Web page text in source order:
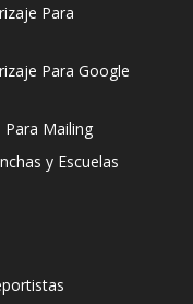
Para
Para Google
Mailing
y Escuelas